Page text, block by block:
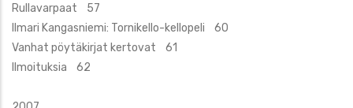
Rullavarpaat 57
Ilmari Kangasniemi: Tornikello-kellopeli 60
Vanhat pöytäkirjat kertovat 61
Ilmoituksia 62